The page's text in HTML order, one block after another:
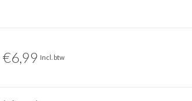
€6,99 Incl. btw